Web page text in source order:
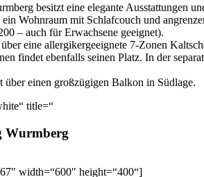
besitzt eine elegante Ausstattungen
Wohnraum mit Schlafcouch und
– auch für Erwachsene geeignet).
eine allergikergeeignete 7-Zonen
findet ebenfalls seinen Platz. In der
einen großzügigen Balkon in Südlage.
title=“
Wurmberg
width=“600″ height=“400“]